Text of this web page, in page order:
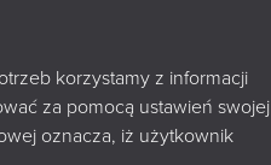
korzystamy z informacji
za pomocą ustawień swojej
oznacza, iż użytkownik
polegającą na